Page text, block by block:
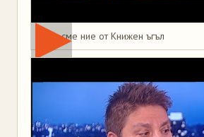
Това сме ние от Книжен ъгъл